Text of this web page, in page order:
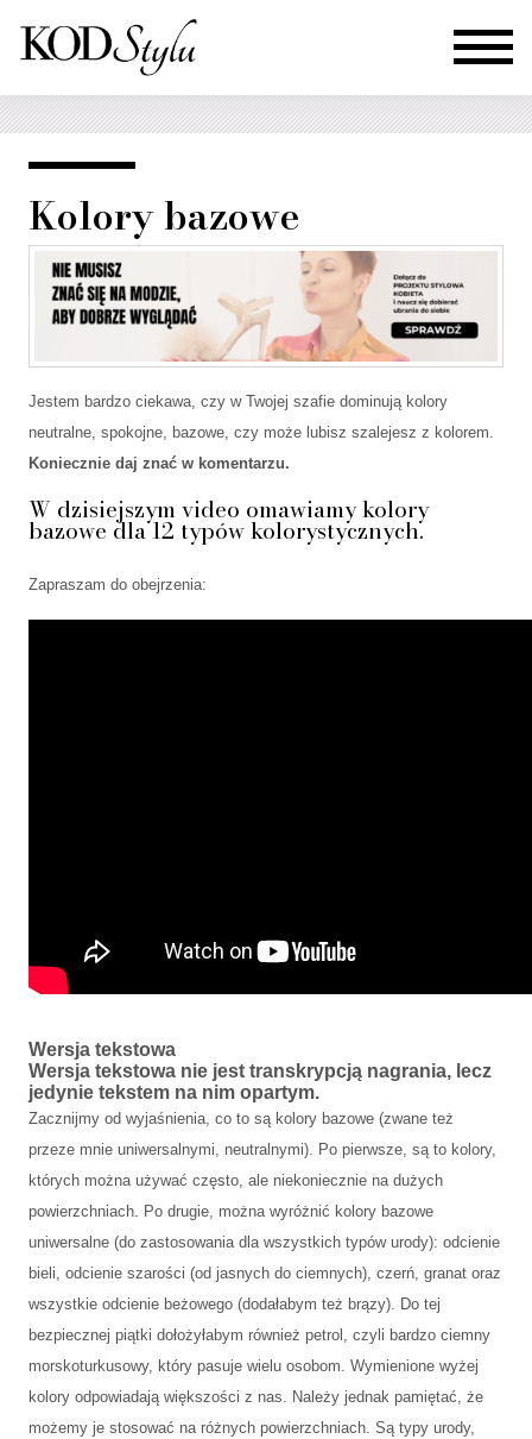
Kolory bazowe
Jestem bardzo ciekawa, czy w Twojej szafie dominują kolory
neutralne, spokojne, bazowe, czy może lubisz szalejesz z kolorem.
Koniecznie daj znać w komentarzu.
W dzisiejszym video omawiamy kolory
bazowe dla 12 typów kolorystycznych.
Zapraszam do obejrzenia:
Wersja tekstowa
Wersja tekstowa nie jest transkrypcją nagrania, lecz
jedynie tekstem na nim opartym.
Zacznijmy od wyjaśnienia, co to są kolory bazowe (zwane też
przeze mnie uniwersalnymi, neutralnymi). Po pierwsze, są to kolory,
których można używać często, ale niekoniecznie na dużych
powierzchniach. Po drugie, można wyróżnić kolory bazowe
uniwersalne (do zastosowania dla wszystkich typów urody): odcienie
bieli, odcienie szarości (od jasnych do ciemnych), czerń, granat oraz
wszystkie odcienie beżowego (dodałabym też brązy). Do tej
bezpiecznej piątki dołożyłabym również petrol, czyli bardzo ciemny
morskoturkusowy, który pasuje wielu osobom. Wymienione wyżej
kolory odpowiadają większości z nas. Należy jednak pamiętać, że
możemy je stosować na różnych powierzchniach. Są typy urody,